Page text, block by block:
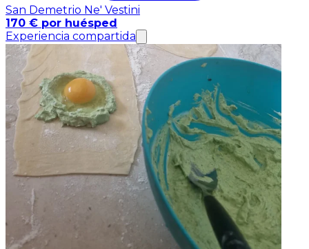
San Demetrio Ne' Vestini
170 € por huésped
Experiencia compartida